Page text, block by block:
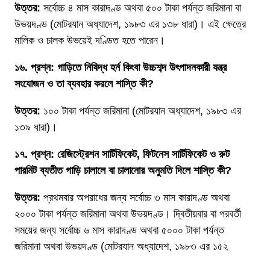
উত্তর: সর্বোচ্চ ৪ মাস কারাদণ্ড অথবা ৫০০ টাকা পর্যন্ত জরিমানা বা
উভয়দণ্ড (মোটরযান অধ্যাদেশ, ১৯৮৩ এর ১৩৮ ধারা)। এই ক্ষেত্রে
মালিক ও চালক উভয়েই দণ্ডিত হতে পারেন।
১৬. প্রশ্ন: গাড়িতে নিষিদ্ধ হর্ন কিংবা উচ্চশব্দ উৎপাদনকারী যন্ত্র
সংযোজন ও তা ব্যবহার করলে শাস্তি কী?
উত্তর: ১০০ টাকা পর্যন্ত জরিমানা (মোটরযান অধ্যাদেশ, ১৯৮৩ এর
১৩৯ ধারা)।
১৭. প্রশ্ন: রেজিস্ট্রেশন সার্টিফিকেট, ফিটনেস সার্টিফিকেট ও রুট
পারমিট ব্যতীত গাড়ি চালালে বা চালানোর অনুমতি দিলে শাস্তি কী?
উত্তর: প্রথমবার অপরাধের জন্য সর্বোচ্চ ৩ মাস কারাদণ্ড অথবা
২০০০ টাকা পর্যন্ত জরিমানা অথবা উভয়দণ্ড। দ্বিতীয়বার বা পরবর্তী
সময়ের জন্য সর্বোচ্চ ৬ মাস কারাদণ্ড অথবা ৫০০০ টাকা পর্যন্ত
জরিমানা অথবা উভয়দণ্ড (মোটরযান অধ্যাদেশ, ১৯৮৩ এর ১৫২